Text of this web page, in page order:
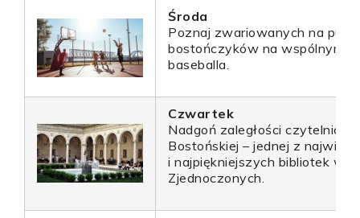
Środa
Poznaj zwariowanych na
bostończyków na wspólnym
baseballa.
Czwartek
Nadgoń zaległości
Bostońskiej – jednej z
i najpiękniejszych bibliotek w
Zjednoczonych.